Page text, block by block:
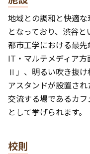
地域との調和と快適
となっており、渋谷と
都市工学における最先
IT・マルテメディア
Ⅱ」、明るい吹き抜け
アスタンドが設置さ
交流する場であるカ
として挙げられます。
校則